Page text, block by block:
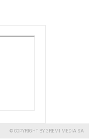
© COPYRIGHT BY GREMI MEDIA SA